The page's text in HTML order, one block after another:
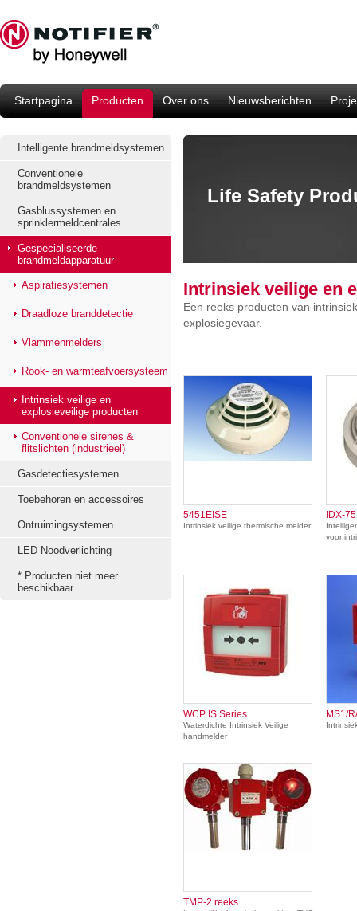
Startpagina Producten Over ons Nieuwsberichten
Intelligente brandmeldsystemen
Conventionele
brandmeldsystemen
Gasblussystemen en
sprinklermeldcentrales
Gespecialiseerde
brandmeldapparatuur
Aspiratiesystemen
Draadloze branddetectie
Vlammenmelders
Rook- en warmteafvoersysteem
Intrinsiek veilige en
explosieveilige producten
Conventionele sirenes &
flitslichten (industrieel)
Gasdetectiesystemen
Toebehoren en accessoires
Ontruimingsystemen
LED Noodverlichting
* Producten niet meer
beschikbaar
Life Safety
Intrinsiek veilige en
Een reeks producten van
explosiegevaar.
5451EISE
Intrinsiek veilige thermische melder
IDX-
voor
WCP IS Series
Waterdichte Intrinsiek Veilige
handmelder
MS1/
TMP-2 reeks